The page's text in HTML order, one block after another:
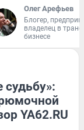
Олег Арефьев
Блогер,
владелец в
бизнесе
YA62.RU